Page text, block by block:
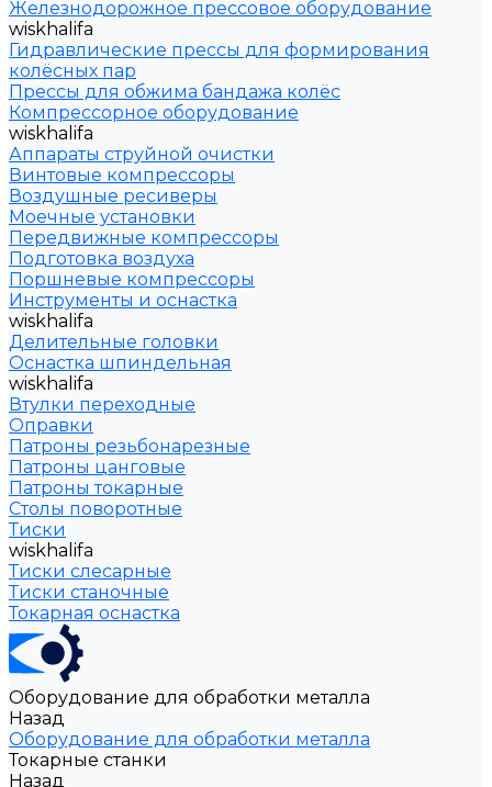
Железнодорожное прессовое оборудование
wiskhalifa
Гидравлические прессы для формирования
колёсных пар
Прессы для обжима бандажа колёс
Компрессорное оборудование
wiskhalifa
Аппараты струйной очистки
Винтовые компрессоры
Воздушные ресиверы
Моечные установки
Передвижные компрессоры
Подготовка воздуха
Поршневые компрессоры
Инструменты и оснастка
wiskhalifa
Делительные головки
Оснастка шпиндельная
wiskhalifa
Втулки переходные
Оправки
Патроны резьбонарезные
Патроны цанговые
Патроны токарные
Столы поворотные
Тиски
wiskhalifa
Тиски слесарные
Тиски станочные
Токарная оснастка
Оборудование для обработки металла
Назад
Оборудование для обработки металла
Токарные станки
Назад